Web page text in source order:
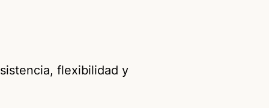
flexibilidad y